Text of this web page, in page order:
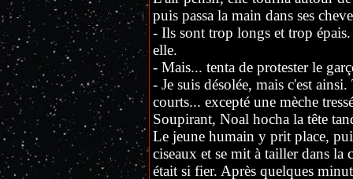
puis passa la main dans ses
- Ils sont trop longs et trop
elle.
- Mais... tenta de protester le
- Je suis désolée, mais c'est
courts... excepté une mèche
Soupirant, Noal hocha la tête
Le jeune humain y prit place,
ciseaux et se mit à tailler dans
était si fier. Après quelques